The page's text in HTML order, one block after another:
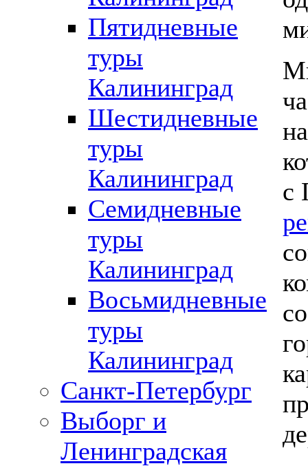
Пятидневные
туры
Калининград
Шестидневные
туры
Калининград
Семидневные
туры
Калининград
Восьмидневные
туры
Калининград
Санкт-Петербург
Выборг и
Ленинградская
с